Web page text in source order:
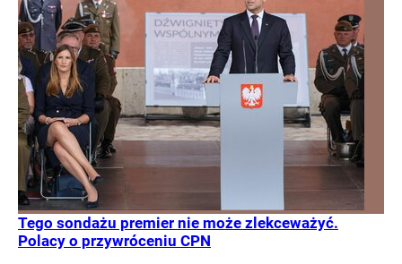
Tego sondażu premier nie może zlekceważyć.
Polacy o przywróceniu CPN